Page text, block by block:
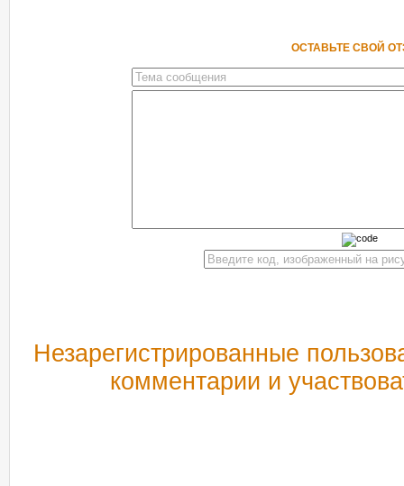
ОСТАВЬТЕ СВОЙ
Незарегистрированные
комментарии и